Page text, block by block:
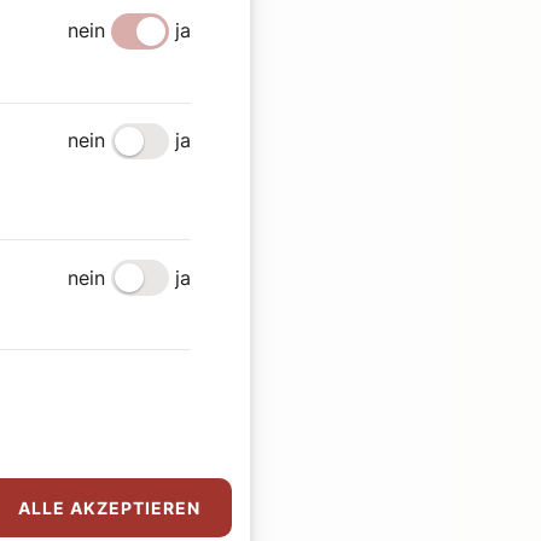
nein
ja
nein ja
nein
ja
ALLE AKZEPTIEREN